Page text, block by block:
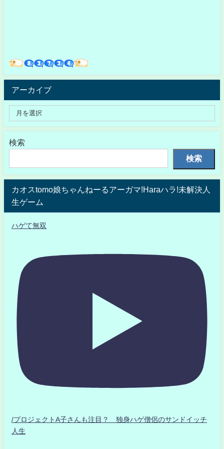
アーカイブ
検索
検索
カオスtomo娘ちゃんねーるアーガマ!Haraハラ!未解決人
生ゲーム
ハゲて無双
/プロジェクトA子さんも注目？ 独身ハゲ僧侶のサンドイッチ
人生